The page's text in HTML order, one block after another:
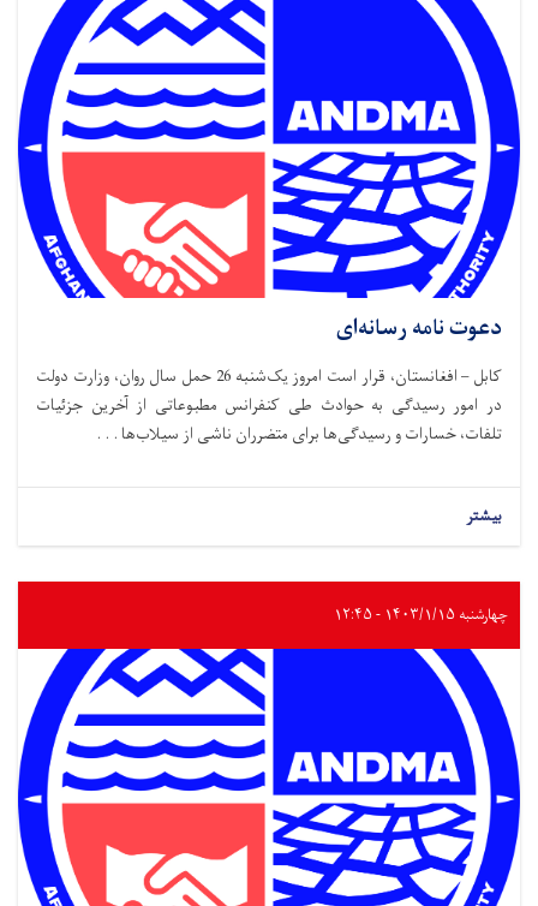
دعوت نامه رسانه‌ای
کابل – افغانستان، قرار است امروز یک‌شنبه 26 حمل سال روان، وزارت دولت
در امور رسیدگی به حوادث طی کنفرانس مطبوعاتی از آخرین جزئیات
تلفات، خسارات و رسیدگی‌ها برای متضرران ناشی از سیلاب‌ها . . .
بیشتر
چهارشنبه ۱۴۰۳/۱/۱۵ - ۱۲:۴۵